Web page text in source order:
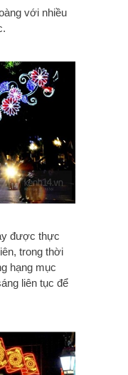
với nhiều
được thực
trong thời
hạng mục
liên tục để